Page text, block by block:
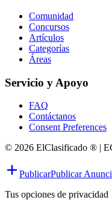
Comunidad
Concursos
Artículos
Categorías
Áreas
Servicio y Apoyo
FAQ
Contáctanos
Consent Preferences
© 2026 ElClasificado ® |
PublicarPublicar
Tus opciones de privacidad